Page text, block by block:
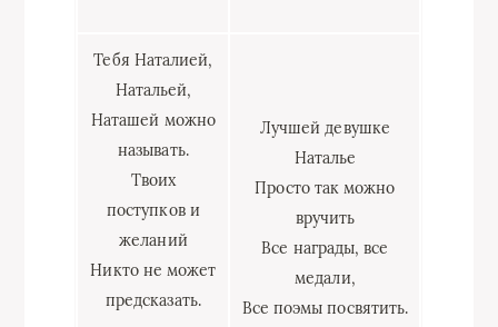
Тебя Наталией,
Натальей,
Наташей можно
называть.
Твоих
поступков и
желаний
Никто не может
предсказать.
Лучшей девушке
Наталье
Просто так можно
вручить
Все награды, все
медали,
Все поэмы посвятить.